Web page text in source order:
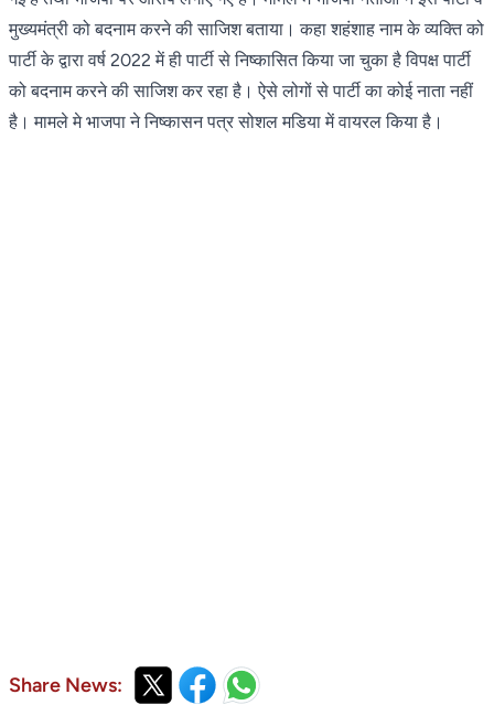
मुख्यमंत्री को बदनाम करने की साजिश बताया। कहा शहंशाह नाम के व्यक्ति को
पार्टी के द्वारा वर्ष 2022 में ही पार्टी से निष्कासित किया जा चुका है विपक्ष पार्टी
को बदनाम करने की साजिश कर रहा है। ऐसे लोगों से पार्टी का कोई नाता नहीं
है। मामले मे भाजपा ने निष्कासन पत्र सोशल मडिया में वायरल किया है।
Share News: